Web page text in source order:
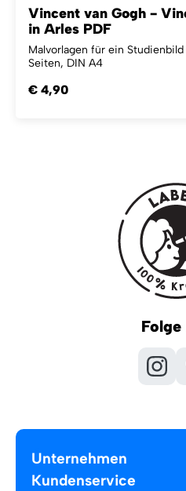
Vincent van Gogh -
in Arles PDF
Malvorlagen für ein
Seiten, DIN A4
€ 4,90
Folge
Unternehmen
Kundenservice